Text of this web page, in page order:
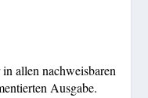
allen nachweisbaren
Ausgabe.